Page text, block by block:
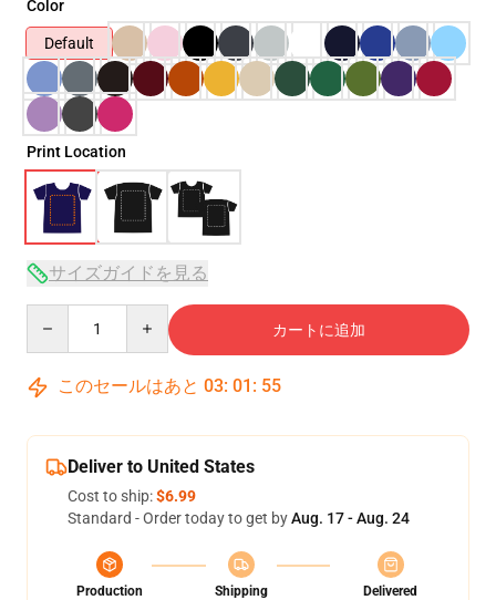
Color
Default
Print Location
サイズガイドを見る
カートに追加
このセールはあと 03: 01 : 54
Deliver to United States
Cost to ship:$6.99
Standard - Order today to get byAug. 17 - Aug. 24
Production
Shipping
Delivered